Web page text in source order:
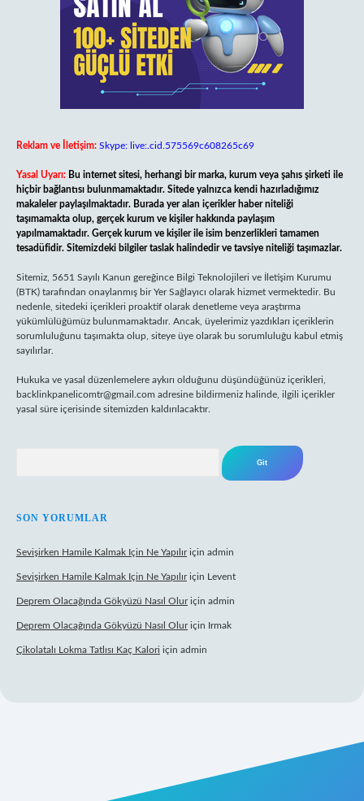
Reklam ve İletişim: Skype: live:.cid.575569c608265c69
Yasal Uyarı: Bu internet sitesi, herhangi bir marka, kurum veya şahıs şirketi ile
hiçbir bağlantısı bulunmamaktadır. Sitede yalnızca kendi hazırladığımız
makaleler paylaşılmaktadır. Burada yer alan içerikler haber niteliği
taşımamakta olup, gerçek kurum ve kişiler hakkında paylaşım
yapılmamaktadır. Gerçek kurum ve kişiler ile isim benzerlikleri tamamen
tesadüfidir. Sitemizdeki bilgiler taslak halindedir ve tavsiye niteliği taşımazlar.
Sitemiz, 5651 Sayılı Kanun gereğince Bilgi Teknolojileri ve İletişim Kurumu
(BTK) tarafından onaylanmış bir Yer Sağlayıcı olarak hizmet vermektedir. Bu
nedenle, sitedeki içerikleri proaktif olarak denetleme veya araştırma
yükümlülüğümüz bulunmamaktadır. Ancak, üyelerimiz yazdıkları içeriklerin
sorumluluğunu taşımakta olup, siteye üye olarak bu sorumluluğu kabul etmiş
sayılırlar.
Hukuka ve yasal düzenlemelere aykırı olduğunu düşündüğünüz içerikleri,
backlinkpanelicomtr@gmail.com adresine bildirmeniz halinde, ilgili içerikler
yasal süre içerisinde sitemizden kaldırılacaktır.
SON YORUMLAR
Sevişirken Hamile Kalmak Için Ne Yapılıriçin admin
Sevişirken Hamile Kalmak Için Ne Yapılıriçin Levent
Deprem Olacağında Gökyüzü Nasıl Oluriçin admin
Deprem Olacağında Gökyüzü Nasıl Oluriçin Irmak
Çikolatalı Lokma Tatlısı Kaç Kalori için admin